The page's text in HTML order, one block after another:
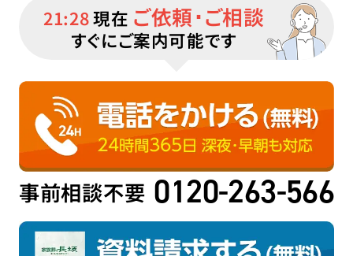
21:28現在 ご依頼･ご相談
すぐにご案内可能です
事前相談不要 0120-263-566